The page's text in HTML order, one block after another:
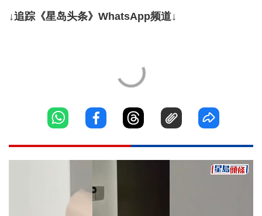
↓追踪《星岛头条》WhatsApp频道↓